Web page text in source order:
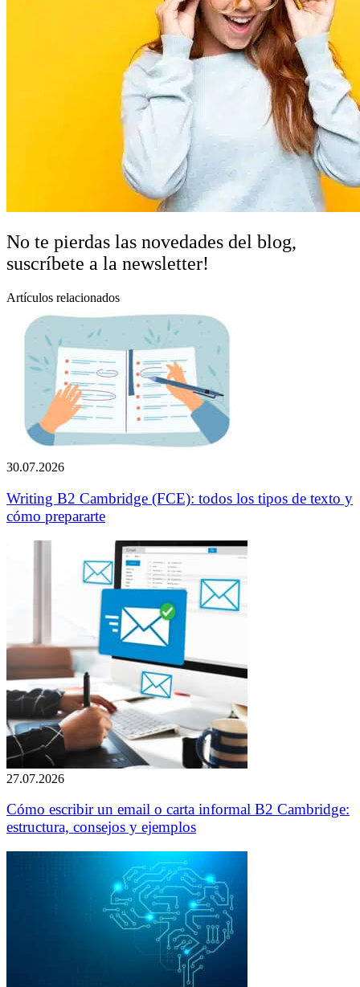
No te pierdas las novedades del blog,
suscríbete a la newsletter!
Artículos relacionados
30.07.2026
Writing B2 Cambridge (FCE): todos los tipos de texto y
cómo prepararte
27.07.2026
Cómo escribir un email o carta informal B2 Cambridge:
estructura, consejos y ejemplos